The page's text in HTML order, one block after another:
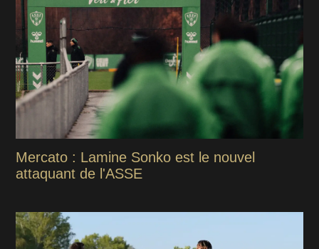
Mercato : Lamine Sonko est le nouvel
attaquant de l'ASSE